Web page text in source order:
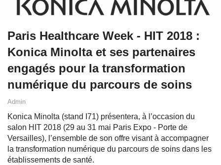
Paris Healthcare Week - HIT 2018 :
Konica Minolta et ses partenaires
engagés pour la transformation
numérique du parcours de soins
Admin
Konica Minolta (stand I71) présentera, à l’occasion du
salon HIT 2018 (29 au 31 mai Paris Expo - Porte de
Versailles), l’ensemble de son offre visant à accompagner
la transformation numérique du parcours de soins dans les
établissements de santé.